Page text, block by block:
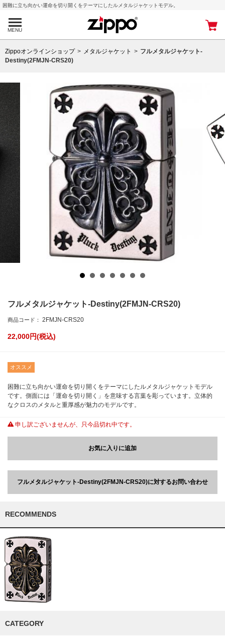
困難に立ち向かい運命を切り開くをテーマにしたルメタルジャケットモデル。
MENU
Zippoオンラインショップ メタルジャケット
フルメタルジャケット-
Destiny(2FMJN-CRS20)
フルメタルジャケット-Destiny(2FMJN-CRS20)
商品コード： 2FMJN-CRS20
22,000円(税込)
オススメ
困難に立ち向かい運命を切り開くをテーマにしたルメタルジャケットモデル
です。側面には「運命を切り開く」を意味する言葉を彫っています。立体的
なクロスのメタルと重厚感が魅力のモデルです。
申し訳ございませんが、只今品切れ中です。
お気に入りに追加
フルメタルジャケット-Destiny(2FMJN-CRS20)に対するお問い合わせ
RECOMMENDS
CATEGORY